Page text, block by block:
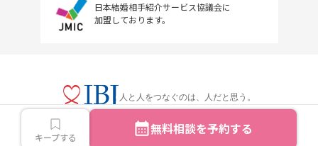
キープする 無料相談を予約する
日本結婚相手紹介サービス協議会に
加盟しております。
人と人をつなぐのは、人だと思う。